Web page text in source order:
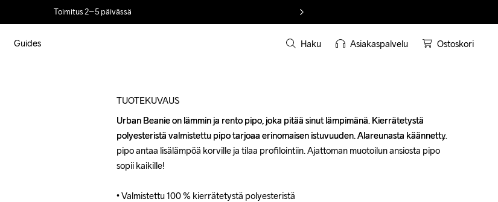
Toimitus 2–5 päivässä
Guides Haku Asiakaspalvelu Ostoskori
TUOTEKUVAUS
Urban Beanie on lämmin ja rento pipo, joka pitää sinut lämpimänä. Kierrätetystä
polyesteristä valmistettu pipo tarjoaa erinomaisen istuvuuden. Alareunasta käännetty
pipo antaa lisälämpöä korville ja tilaa profilointiin. Ajattoman muotoilun ansiosta pipo
sopii kaikille!
• Valmistettu 100 % kierrätetystä polyesteristä
Urban Beanie on lämmin ja rento pipo, joka pitää sinut lämpimänä. Kierrätetystä
polyesteristä valmistettu pipo tarjoaa erinomaisen istuvuuden. Alareunasta käännetty
pipo antaa lisälämpöä korville ja tilaa profilointiin. Ajattoman muotoilun ansiosta pipo
sopii kaikille!
• Valmistettu 100 % kierrätetystä polyesteristä